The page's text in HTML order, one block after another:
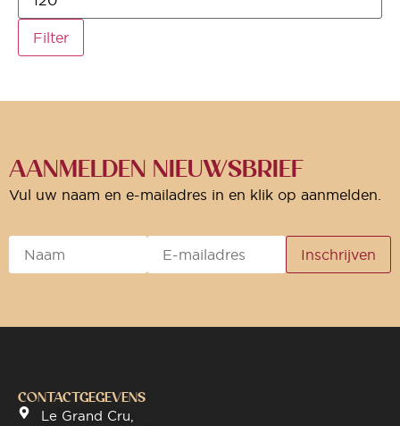
Filter
AANMELDEN NIEUWSBRIEF
Vul uw naam en e-mailadres in en klik op aanmelden.
CONTACTGEGEVENS
Le Grand Cru,